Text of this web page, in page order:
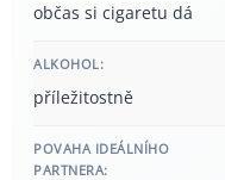
občas si cigaretu dá
ALKOHOL:
příležitostně
POVAHA IDEÁLNÍHO
PARTNERA: